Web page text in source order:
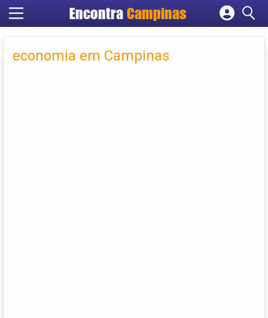
Encontra Campinas
Cadastrar empresa
Criar conta
economia em Campinas